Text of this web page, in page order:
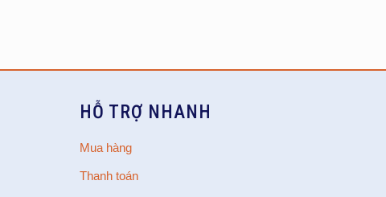
HỖ TRỢ NHANH
Mua hàng
Thanh toán